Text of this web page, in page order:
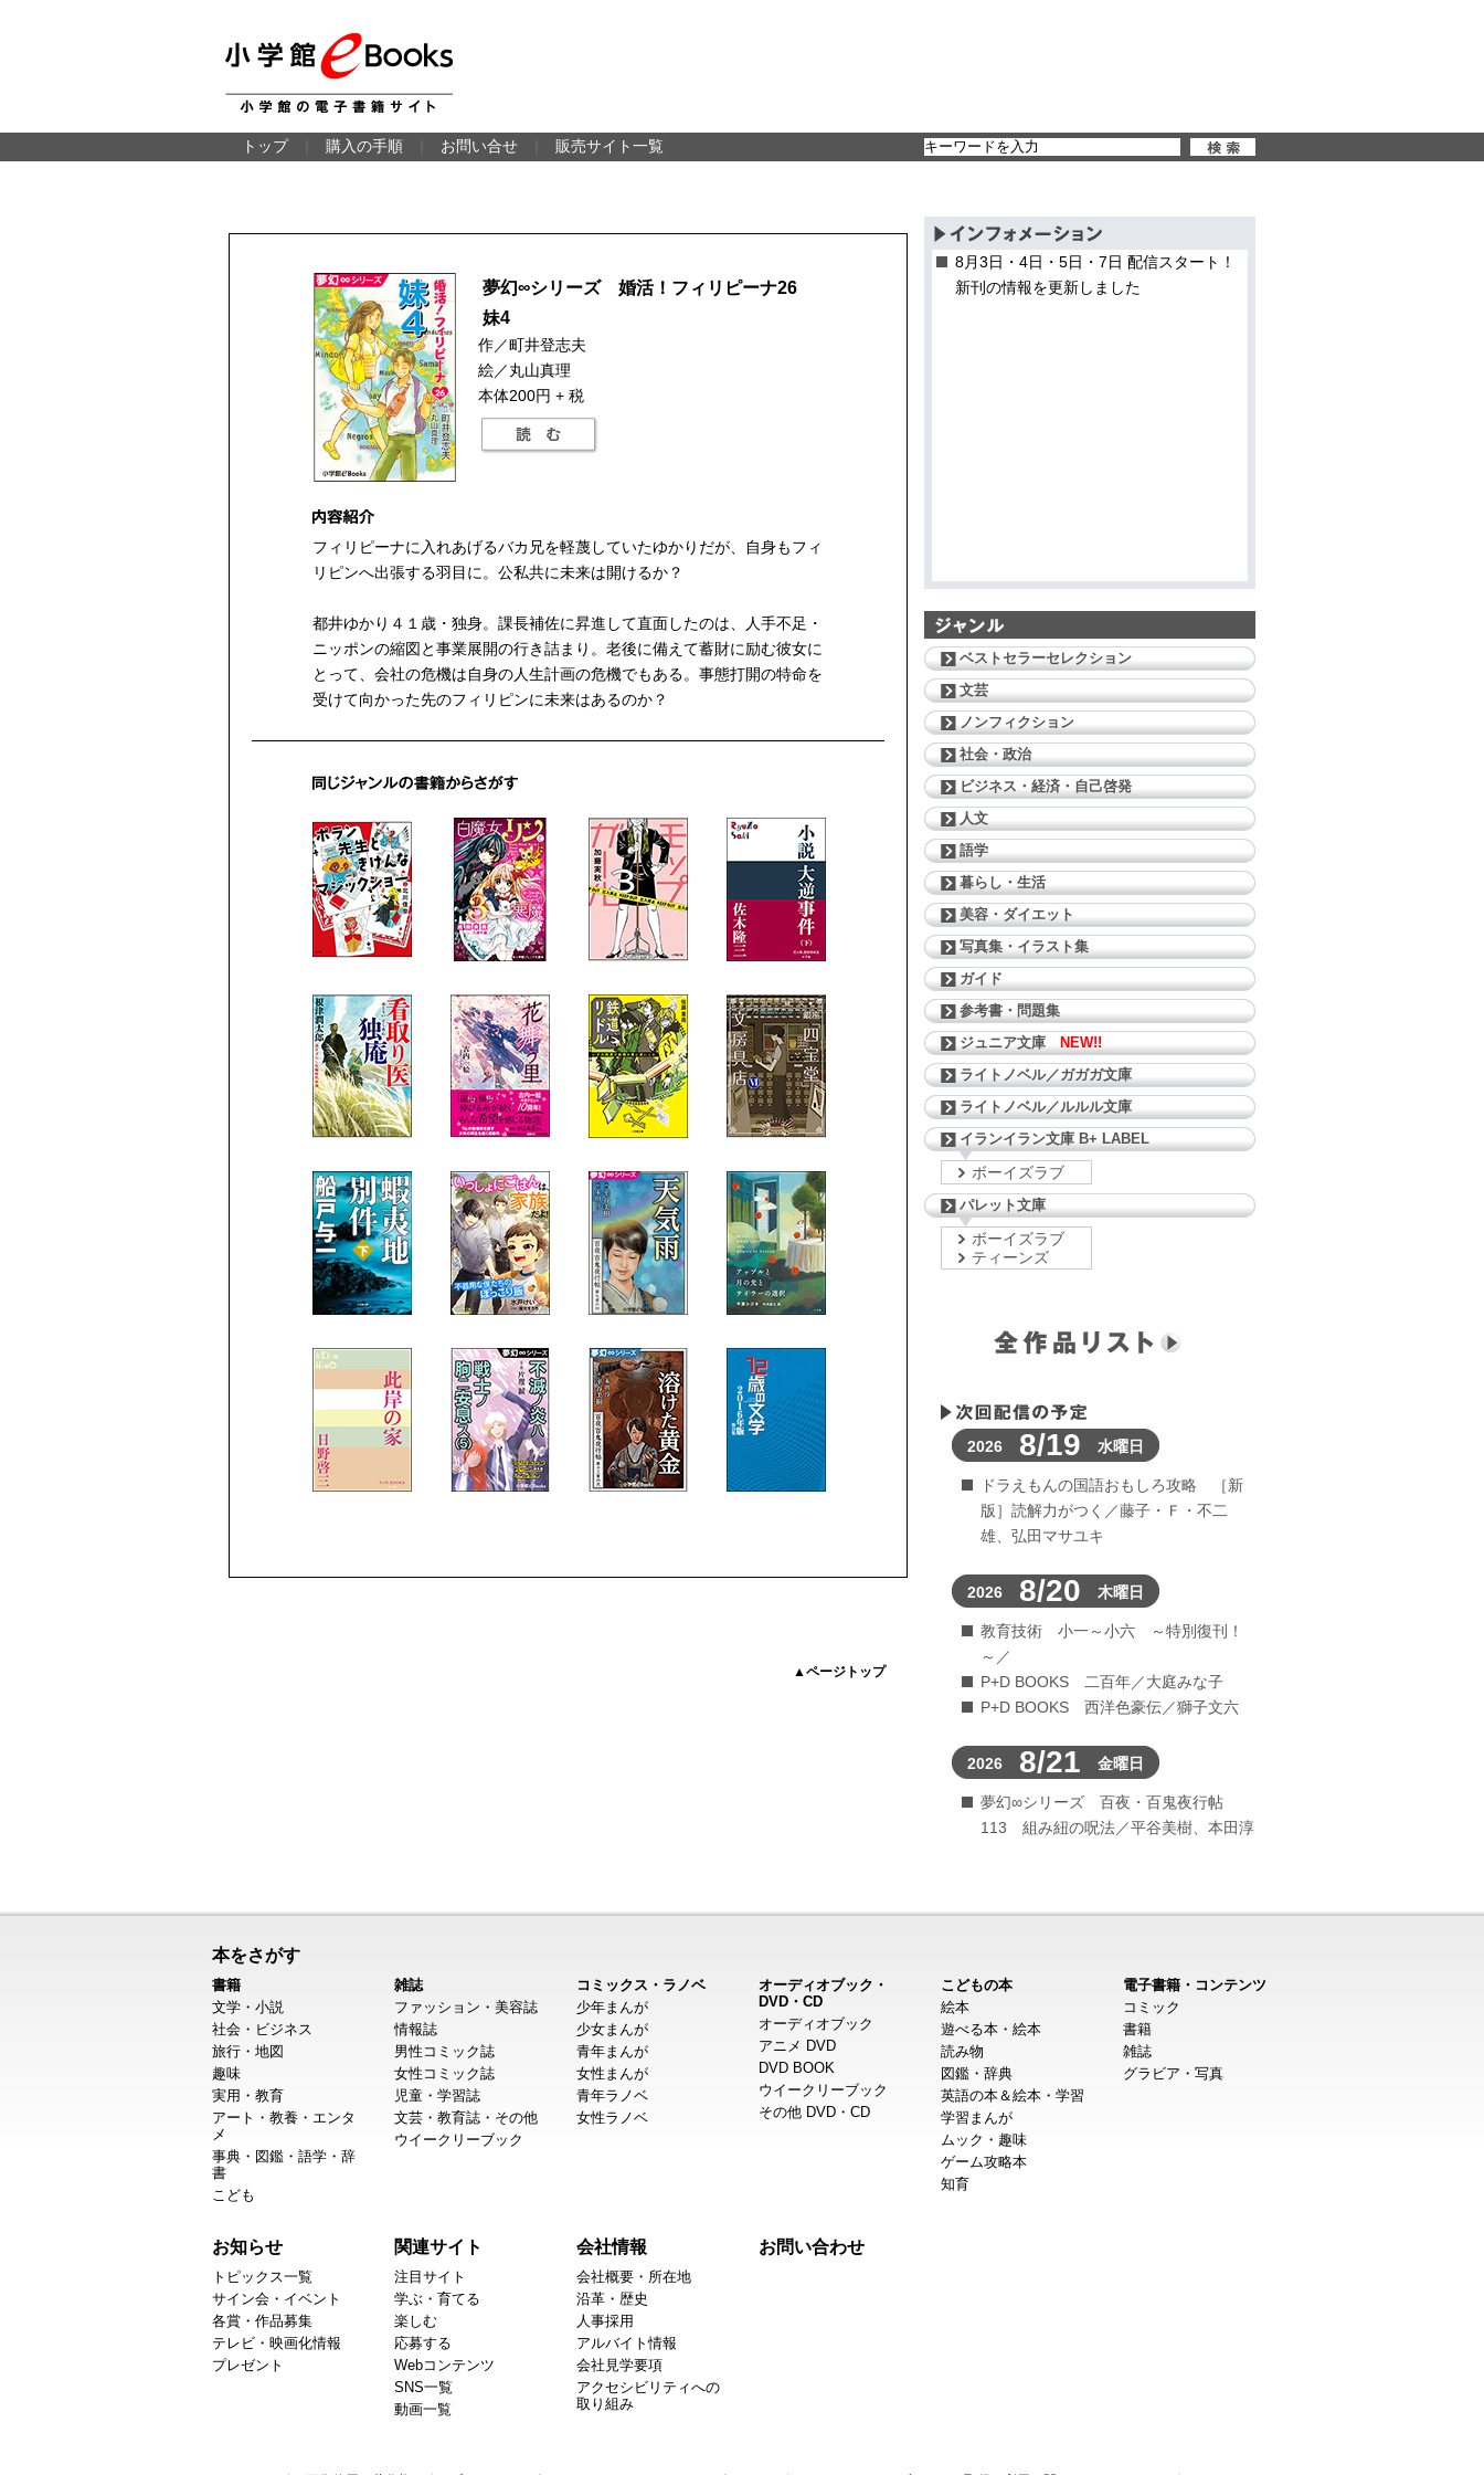
トップ 購入の手順 お問い合せ 販売サイト一覧
夢幻∞シリーズ 婚活！フィリピーナ26
妹4
作／町井登志夫
絵／丸山真理
本体200円 + 税
フィリピーナに入れあげるバカ兄を軽蔑していたゆかりだが、自身もフィ
リピンへ出張する羽目に。公私共に未来は開けるか？
都井ゆかり４１歳・独身。課長補佐に昇進して直面したのは、人手不足・
ニッポンの縮図と事業展開の行き詰まり。老後に備えて蓄財に励む彼女に
とって、会社の危機は自身の人生計画の危機でもある。事態打開の特命を
受けて向かった先のフィリピンに未来はあるのか？
▲ページトップ
8月3日・4日・5日・7日 配信スタート！
新刊の情報を更新しました
ベストセラーセレクション
文芸
ノンフィクション
社会・政治
ビジネス・経済・自己啓発
人文
語学
暮らし・生活
美容・ダイエット
写真集・イラスト集
ガイド
参考書・問題集
ジュニア文庫
NEW!!
ライトノベル／ガガガ文庫
ライトノベル／ルルル文庫
イランイラン文庫 B+ LABEL
ボーイズラブ
パレット文庫
ボーイズラブ
ティーンズ
2026 8/19 水曜日
ドラえもんの国語おもしろ攻略 ［新
版］読解力がつく／藤子・Ｆ・不二
雄、弘田マサユキ
2026 8/20 木曜日
教育技術 小一～小六 ～特別復刊！
～／
P+D BOOKS 二百年／大庭みな子
P+D BOOKS 西洋色豪伝／獅子文六
2026 8/21 金曜日
夢幻∞シリーズ 百夜・百鬼夜行帖
113 組み紐の呪法／平谷美樹、本田淳
本をさがす
書籍
文学・小説
社会・ビジネス
旅行・地図
趣味
実用・教育
アート・教養・エンタ
メ
事典・図鑑・語学・辞
書
こども
雑誌
ファッション・美容誌
情報誌
男性コミック誌
女性コミック誌
児童・学習誌
文芸・教育誌・その他
ウイークリーブック
コミックス・ラノベ
少年まんが
少女まんが
青年まんが
女性まんが
青年ラノベ
女性ラノベ
オーディオブック・
DVD・CD
オーディオブック
アニメ DVD
DVD BOOK
ウイークリーブック
その他 DVD・CD
こどもの本
絵本
遊べる本・絵本
読み物
図鑑・辞典
英語の本＆絵本・学習
学習まんが
ムック・趣味
ゲーム攻略本
知育
電子書籍・コンテンツ
コミック
書籍
雑誌
グラビア・写真
お知らせ
トピックス一覧
サイン会・イベント
各賞・作品募集
テレビ・映画化情報
プレゼント
関連サイト
注目サイト
学ぶ・育てる
楽しむ
応募する
Webコンテンツ
SNS一覧
動画一覧
会社情報
会社概要・所在地
沿革・歴史
人事採用
アルバイト情報
会社見学要項
アクセシビリティへの
取り組み
お問い合わせ